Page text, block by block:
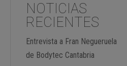
NOTICIAS
RECIENTES
Entrevista a Fran Negueruela
de Bodytec Cantabria